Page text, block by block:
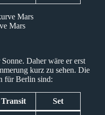
Mars
Daher wäre er erst
kurz zu sehen. Die
für Berlin sind:
Transit Set